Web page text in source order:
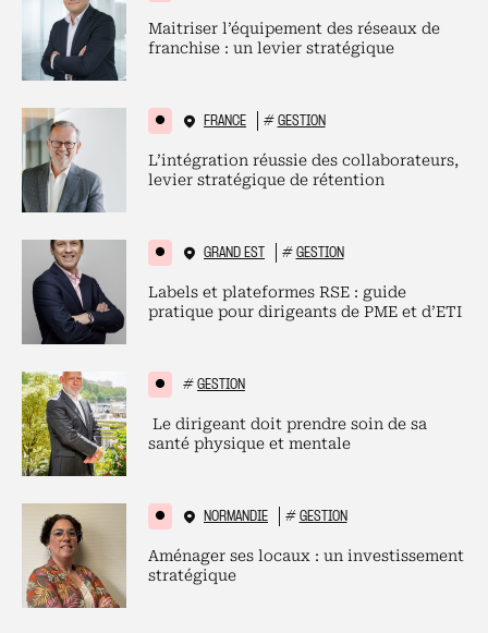
Maitriser l’équipement des réseaux de
franchise : un levier stratégique
FRANCE # GESTION
L’intégration réussie des collaborateurs,
levier stratégique de rétention
GRAND EST # GESTION
Labels et plateformes RSE : guide
pratique pour dirigeants de PME et d’ETI
# GESTION
Le dirigeant doit prendre soin de sa
santé physique et mentale
NORMANDIE # GESTION
Aménager ses locaux : un investissement
stratégique